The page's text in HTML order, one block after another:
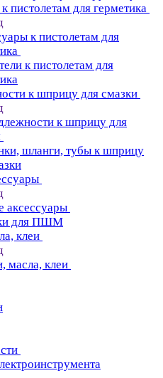
пистолетам для герметика
к пистолетам для
к пистолетам для
к шприцу для смазки
к шприцу для
шланги, тубы к шприцу
аксессуары
для ПШМ
клеи
масла, клеи